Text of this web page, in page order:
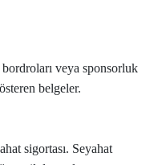
veya sponsorluk
belgeler.
sigortası. Seyahat